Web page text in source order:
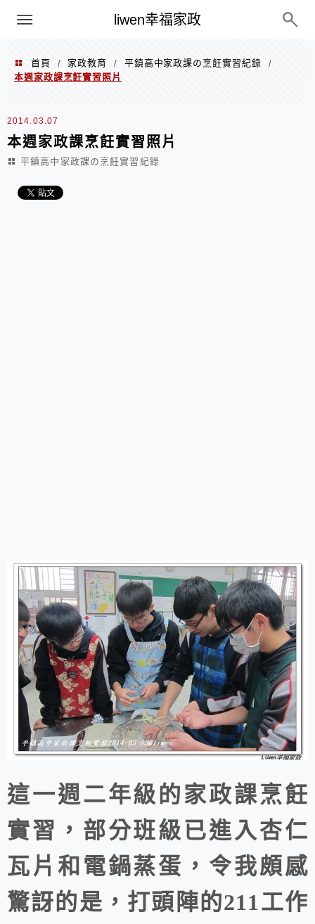
liwen幸福家政
menu
首頁 / 家政教育 / 平鎮高中家政課の烹飪實習紀錄
/
本週家政課烹飪實習照片
2014.03.07
本週家政課烹飪實習照片
平鎮高中家政課の烹飪實習紀錄
這一週二年級的家政課烹飪
實習，部分班級已進入杏仁
瓦片和電鍋蒸蛋，令我頗感
驚訝的是，打頭陣的211工作